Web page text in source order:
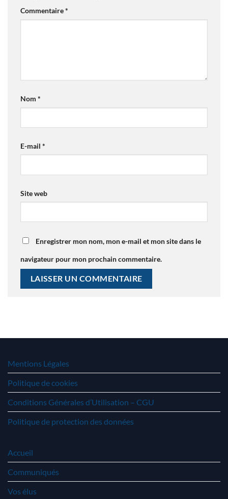
Commentaire*
Nom *
E-mail *
Site web
Enregistrer mon nom, mon e-mail et mon site dans le
navigateur pour mon prochain commentaire.
Mentions Légales
Politique de cookies
Conditions Générales d’Utilisation – CGU
Politique de protection des données
Accueil
Communiqués
Vos élus